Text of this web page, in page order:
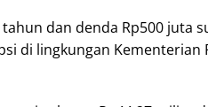
dan denda Rp500 juta
di lingkungan Kementerian